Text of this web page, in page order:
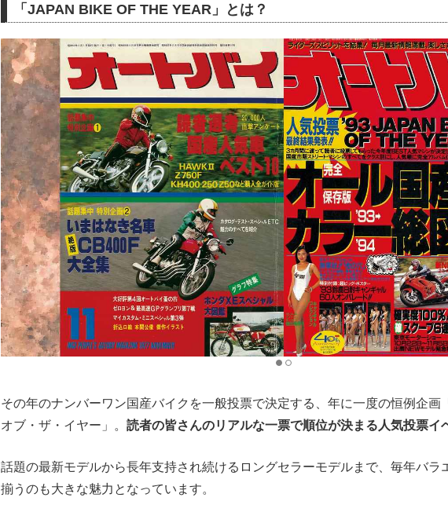
「JAPAN BIKE OF THE YEAR」とは？
その年のナンバーワン国産バイクを一般投票で決定する、年に一度の恒例企画
オブ・ザ・イヤー」。 読者の皆さんのリアルな一票で順位が決まる人気投票イ
話題の最新モデルから長年支持され続けるロングセラーモデルまで、毎年バラ
揃うのも大きな魅力となっています。